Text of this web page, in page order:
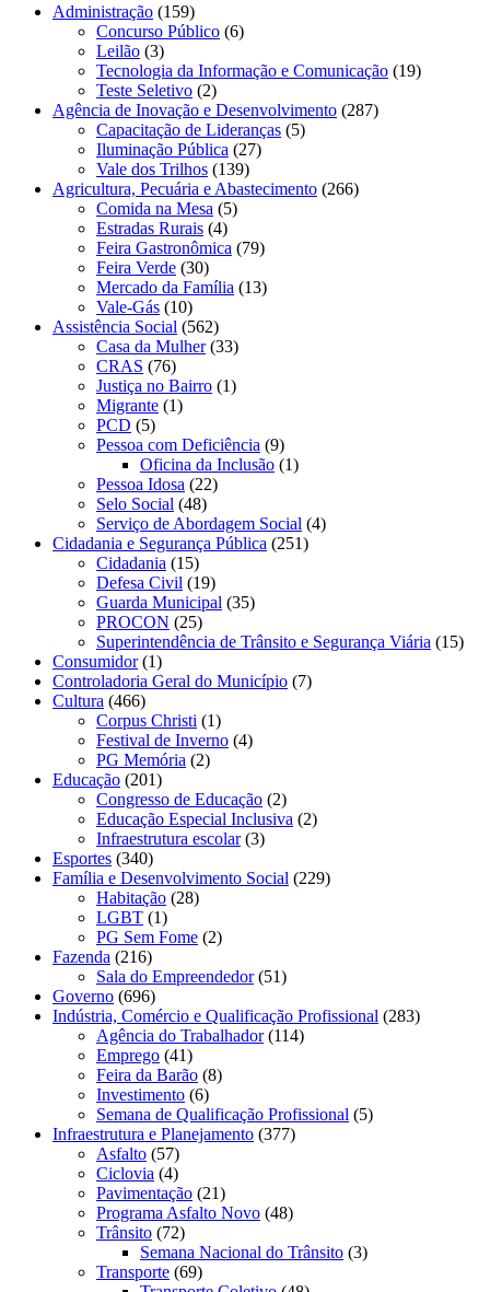
Administração (159)
Concurso Público (6)
Leilão (3)
Tecnologia da Informação e Comunicação (19)
Teste Seletivo (2)
Agência de Inovação e Desenvolvimento (287)
Capacitação de Lideranças (5)
Iluminação Pública (27)
Vale dos Trilhos (139)
Agricultura, Pecuária e Abastecimento (266)
Comida na Mesa (5)
Estradas Rurais (4)
Feira Gastronômica (79)
Feira Verde (30)
Mercado da Família (13)
Vale-Gás (10)
Assistência Social (562)
Casa da Mulher(33)
CRAS (76)
Justiça no Bairro (1)
Migrante (1)
PCD (5)
Pessoa com Deficiência (9)
Oficina da Inclusão (1)
Pessoa Idosa (22)
Selo Social (48)
Serviço de Abordagem Social (4)
Cidadania e Segurança Pública (251)
Cidadania (15)
Defesa Civil (19)
Guarda Municipal (35)
PROCON (25)
Superintendência de Trânsito e Segurança Viária (15)
Consumidor(1)
Controladoria Geral do Município (7)
Cultura (466)
Corpus Christi (1)
Festival de Inverno (4)
PG Memória (2)
Educação (201)
Congresso de Educação (2)
Educação Especial Inclusiva (2)
Infraestrutura escolar(3)
Esportes (340)
Família e Desenvolvimento Social (229)
Habitação (28)
LGBT (1)
PG Sem Fome (2)
Fazenda (216)
Sala do Empreendedor(51)
Governo (696)
Indústria, Comércio e Qualificação Profissional (283)
Agência do Trabalhador(114)
Emprego (41)
Feira da Barão (8)
Investimento (6)
Semana de Qualificação Profissional (5)
Infraestrutura e Planejamento (377)
Asfalto (57)
Ciclovia (4)
Pavimentação (21)
Programa Asfalto Novo (48)
Trânsito (72)
Semana Nacional do Trânsito (3)
Transporte (69)